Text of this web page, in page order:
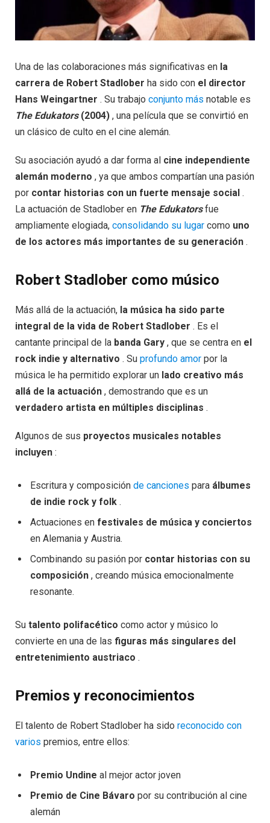
Una de las colaboraciones más significativas en la
carrera de Robert Stadlober ha sido con el director
Hans Weingartner . Su trabajo conjunto más notable es
The Edukators(2004) , una película que se convirtió en
un clásico de culto en el cine alemán.
Su asociación ayudó a dar forma al cine independiente
alemán moderno , ya que ambos compartían una pasión
por contar historias con un fuerte mensaje social .
La actuación de Stadlober en The Edukatorsfue
ampliamente elogiada, consolidando su lugar como uno
de los actores más importantes de su generación .
Robert Stadlober como músico
Más allá de la actuación, la música ha sido parte
integral de la vida de Robert Stadlober . Es el
cantante principal de la banda Gary , que se centra en el
rock indie y alternativo . Su profundo amor por la
música le ha permitido explorar un lado creativo más
allá de la actuación , demostrando que es un
verdadero artista en múltiples disciplinas .
Algunos de sus proyectos musicales notables
incluyen :
Escritura y composición de canciones para álbumes
de indie rock y folk .
Actuaciones en festivales de música y conciertos
en Alemania y Austria.
Combinando su pasión por contar historias con su
composición , creando música emocionalmente
resonante.
Su talento polifacético como actor y músico lo
convierte en una de las figuras más singulares del
entretenimiento austriaco .
Premios y reconocimientos
El talento de Robert Stadlober ha sido reconocido con
varios premios, entre ellos:
Premio Undine al mejor actor joven
Premio de Cine Bávaro por su contribución al cine
alemán